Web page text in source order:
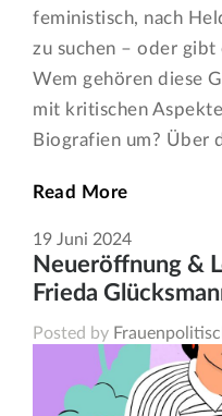
feministisch, nach
zu suchen – oder gibt
Wem gehören diese
mit kritischen
Biografien um? Über
Read More
19 Juni 2024
Neueröffnung &
Frieda
Posted by